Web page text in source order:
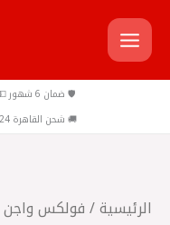
تخطي
إلى
المحتوى
🛡️ ضمان 6 شهور 💵 دفع عند الاستلام 🔄 استبدال سهل
🚚 شحن القاهرة 24 ساعة 📦 شحن المحافظات 72 ساعة
الرئيسية/ فولكس واجن